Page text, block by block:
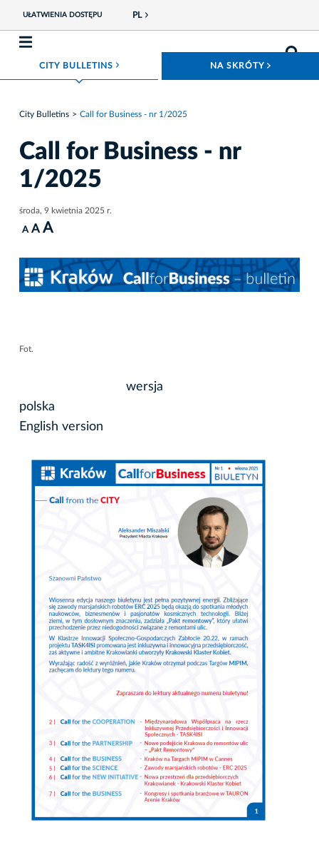
UŁATWIENIA DOSTĘPU PL
CITY BULLETINS ROZWIŃ MENU NA SKRÓTY
City Bulletins Call for Business - nr 1/2025
Call for Business - nr
1/2025
środa, 9 kwietnia 2025 r.
A A A
Fot.
wersja
polska
English version